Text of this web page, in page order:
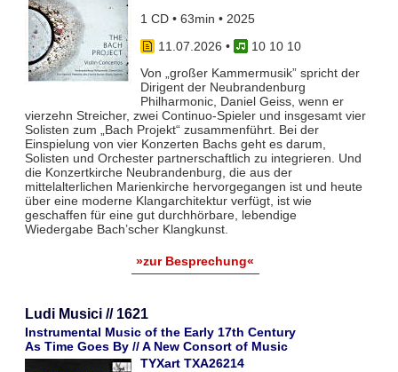
1 CD • 63min • 2025
11.07.2026 •
10 10 10
Von „großer Kammermusik” spricht der
Dirigent der Neubrandenburg
Philharmonic, Daniel Geiss, wenn er
vierzehn Streicher, zwei Continuo-Spieler und insgesamt vier
Solisten zum „Bach Projekt“ zusammenführt. Bei der
Einspielung von vier Konzerten Bachs geht es darum,
Solisten und Orchester partnerschaftlich zu integrieren. Und
die Konzertkirche Neubrandenburg, die aus der
mittelalterlichen Marienkirche hervorgegangen ist und heute
über eine moderne Klangarchitektur verfügt, ist wie
geschaffen für eine gut durchhörbare, lebendige
Wiedergabe Bach’scher Klangkunst.
»zur Besprechung«
Ludi Musici // 1621
Instrumental Music of the Early 17th Century
As Time Goes By // A New Consort of Music
TYXart TXA26214